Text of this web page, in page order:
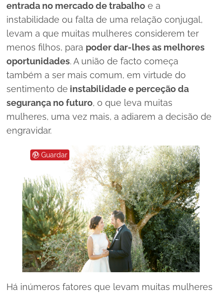
entrada no mercado de trabalho e a
instabilidade ou falta de uma relação conjugal,
levam a que muitas mulheres considerem ter
menos filhos, para poder dar-lhes as melhores
oportunidades. A união de facto começa
também a ser mais comum, em virtude do
sentimento de instabilidade e perceção da
segurança no futuro, o que leva muitas
mulheres, uma vez mais, a adiarem a decisão de
engravidar.
Guardar
Há inúmeros fatores que levam muitas mulheres